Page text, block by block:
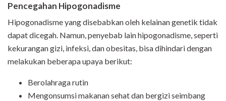
Pencegahan Hipogonadisme
Hipogonadisme yang disebabkan oleh kelainan genetik tidak
dapat dicegah. Namun, penyebab lain hipogonadisme, seperti
kekurangan gizi, infeksi, dan obesitas, bisa dihindari dengan
melakukan beberapa upaya berikut:
Berolahraga rutin
Mengonsumsi makanan sehat dan bergizi seimbang